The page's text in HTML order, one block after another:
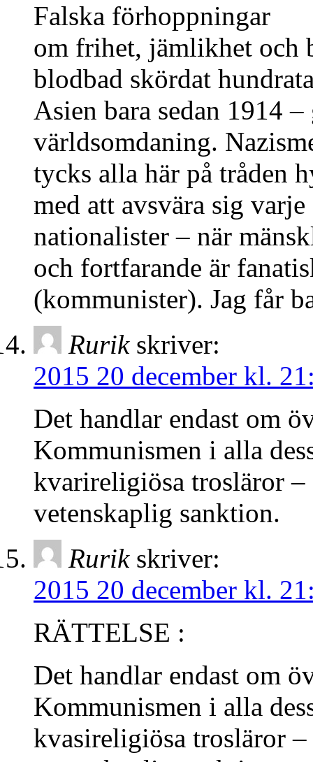
Falska förhoppningar
om frihet, jämlikhet och
blodbad skördat
Asien bara sedan 1914
världsomdaning.
tycks alla här på tråden
med att avsvära sig
nationalister – när
och fortfarande är
(kommunister). Jag får
Rurik skriver:
2015 20 december kl.
Det handlar endast om
Kommunismen i alla
kvarireligiösa trosläror –
vetenskaplig sanktion.
Rurik skriver:
2015 20 december kl.
RÄTTELSE :
Det handlar endast om
Kommunismen i alla
kvasireligiösa trosläror –